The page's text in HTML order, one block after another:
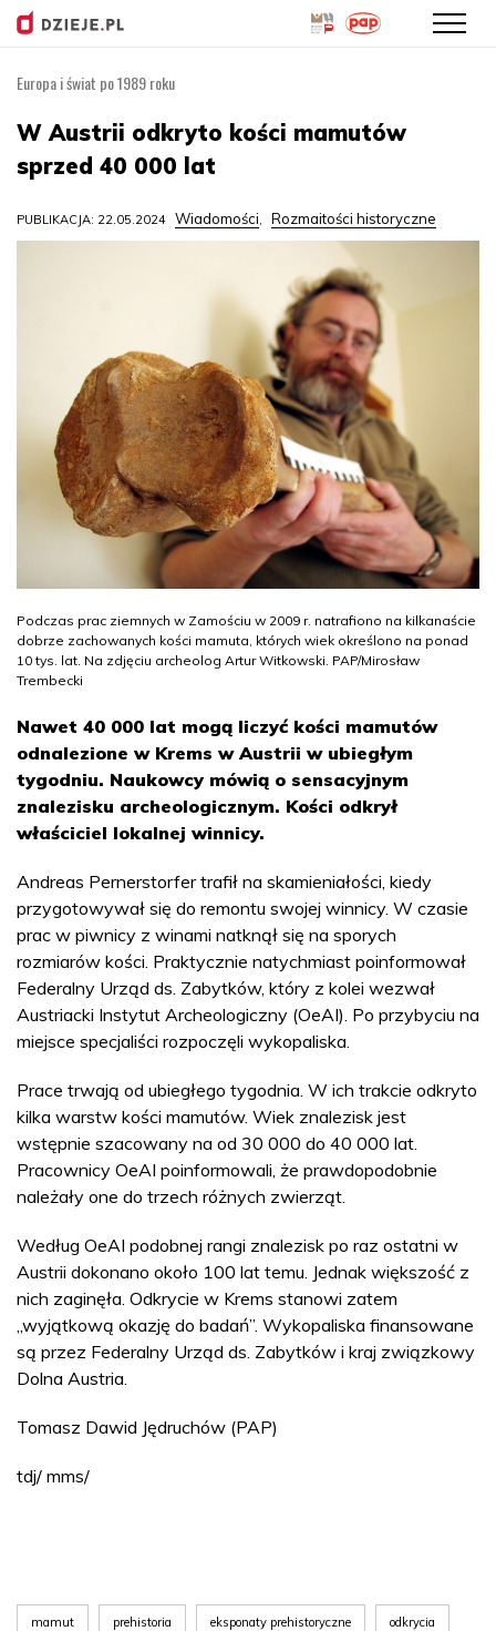
treści
Europa i świat po 1989 roku
W Austrii odkryto kości mamutów
sprzed 40 000 lat
PUBLIKACJA: 22.05.2024 Wiadomości, Rozmaitości historyczne
Podczas prac ziemnych w Zamościu w 2009 r. natrafiono na kilkanaście
dobrze zachowanych kości mamuta, których wiek określono na ponad
10 tys. lat. Na zdjęciu archeolog Artur Witkowski. PAP/Mirosław
Trembecki
Nawet 40 000 lat mogą liczyć kości mamutów
odnalezione w Krems w Austrii w ubiegłym
tygodniu. Naukowcy mówią o sensacyjnym
znalezisku archeologicznym. Kości odkrył
właściciel lokalnej winnicy.
Andreas Pernerstorfer trafił na skamieniałości, kiedy
przygotowywał się do remontu swojej winnicy. W czasie
prac w piwnicy z winami natknął się na sporych
rozmiarów kości. Praktycznie natychmiast poinformował
Federalny Urząd ds. Zabytków, który z kolei wezwał
Austriacki Instytut Archeologiczny (OeAI). Po przybyciu na
miejsce specjaliści rozpoczęli wykopaliska.
Prace trwają od ubiegłego tygodnia. W ich trakcie odkryto
kilka warstw kości mamutów. Wiek znalezisk jest
wstępnie szacowany na od 30 000 do 40 000 lat.
Pracownicy OeAI poinformowali, że prawdopodobnie
należały one do trzech różnych zwierząt.
Według OeAI podobnej rangi znalezisk po raz ostatni w
Austrii dokonano około 100 lat temu. Jednak większość z
nich zaginęła. Odkrycie w Krems stanowi zatem
„wyjątkową okazję do badań”. Wykopaliska finansowane
są przez Federalny Urząd ds. Zabytków i kraj związkowy
Dolna Austria.
Tomasz Dawid Jędruchów (PAP)
tdj/ mms/
mamut prehistoria eksponaty prehistoryczne odkrycia